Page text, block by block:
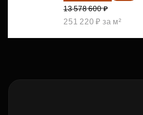
13 578 600 ₽
251 220 ₽ за м²